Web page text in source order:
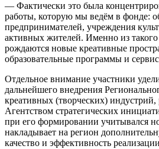
— Фактически это была
работы, которую мы ведём в фонде:
предпринимателей, учреждения
активных жителей. Именно из такого
рождаются новые креативные
образовательные программы и
Отдельное внимание участники
дальнейшего внедрения
креативных (творческих) индустрий,
Агентством стратегических
при его формировании учитывался
накладывает на регион
качество и эффективность